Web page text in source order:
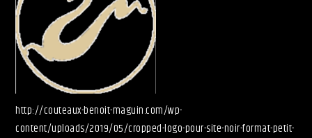
http://couteaux-benoit-maguin.com/wp-
content/uploads/2019/05/cropped-logo-pour-site-noir-format-petit-